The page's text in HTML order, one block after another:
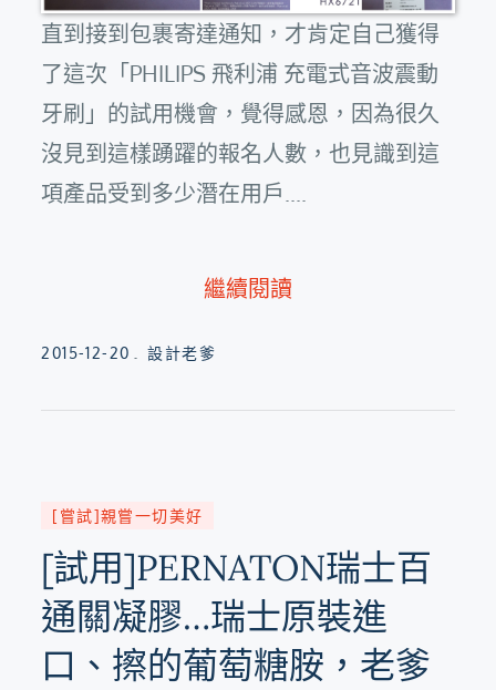
直到接到包裹寄達通知，才肯定自己獲得
了這次「PHILIPS 飛利浦 充電式音波震動
牙刷」的試用機會，覺得感恩，因為很久
沒見到這樣踴躍的報名人數，也見識到這
項產品受到多少潛在用戶....
繼續閱讀
Posted
2015-12-20 設計老爹
[嘗試]親嘗一切美好
[試用]PERNATON瑞士百
通關凝膠…瑞士原裝進
口、擦的葡萄糖胺，老爹